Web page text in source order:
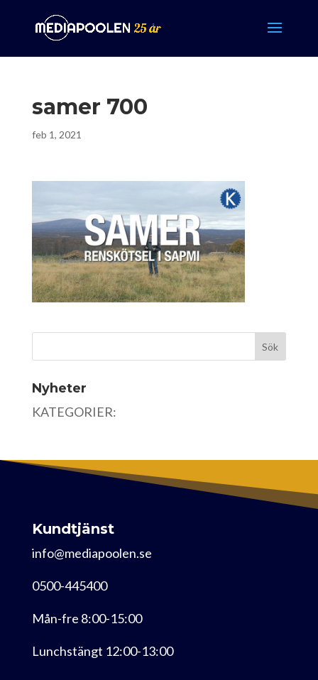
samer 700
feb 1, 2021
Nyheter
KATEGORIER:
Kundtjänst
info@mediapoolen.se
0500-445400
Mån-fre 8:00-15:00
Lunchstängt 12:00-13:00